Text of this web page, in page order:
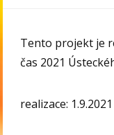
Tento projekt je
čas 2021
realizace: